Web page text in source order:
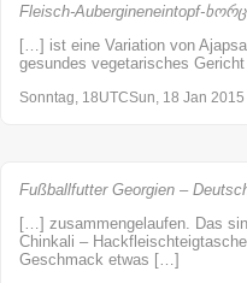
Fleisch-Aubergineneintopf-
[…] ist eine Variation von
gesundes vegetarisches
Sonntag, 18UTCSun, 18 Jan
Fußballfutter Georgien –
[…] zusammengelaufen. Das
Chinkali –
Geschmack etwas […]